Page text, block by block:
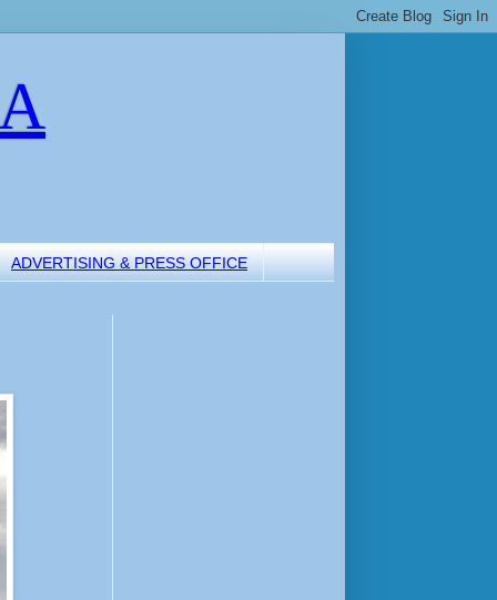
ADVERTISING & PRESS OFFICE